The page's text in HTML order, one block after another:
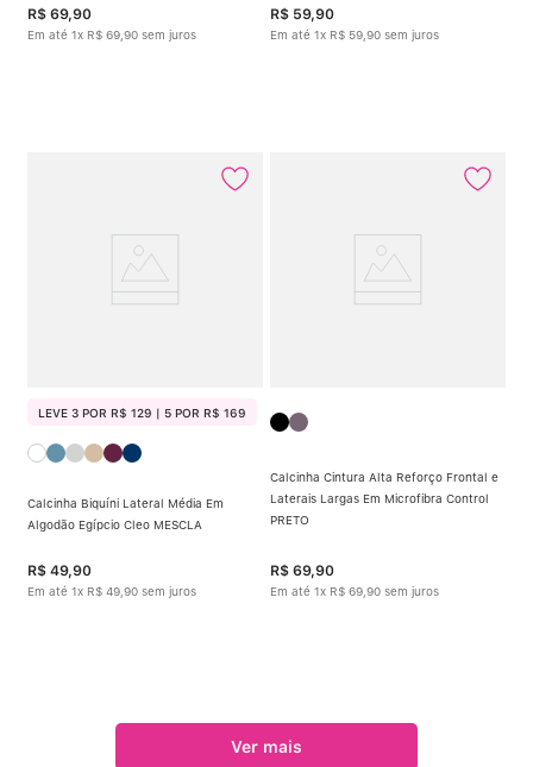
R$ 69,90
Em até 1x R$ 69 90 sem juros
R$ 59,90
Em até 1x R$ 59 90 sem juros
LEVE 3 POR R$ 129 | 5 POR R$ 169
Calcinha Biquíni Lateral Média Em
Algodão Egípcio Cleo MESCLA
R$ 49,90
Em até 1x R$ 49 90 sem juros
Calcinha Cintura Alta Reforço Frontal e
Laterais Largas Em Microfibra Control
PRETO
R$ 69,90
Em até 1x R$ 69 90 sem juros